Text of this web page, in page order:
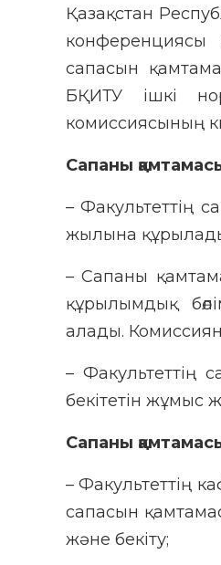
Қазақстан
конференциясы
сапасын
БҚИТУ ішкі
комиссиясының
Сапаны
– Факультеттің
жылына
– Сапаны
құрылымдық
алады.
– Факультеттің
бекітетін
Сапаны
– Факультеттің
сапасын
және бекіту;